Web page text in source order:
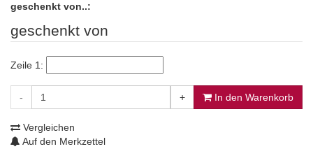
geschenkt von..:
geschenkt von
Zeile 1:
- + In den Warenkorb
Vergleichen
Auf den Merkzettel